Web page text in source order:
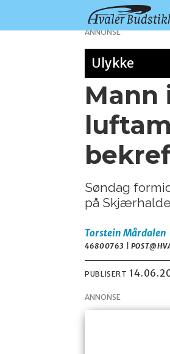
ANNONSE
Ulykke
Mann
Søndag
på
Torstein Mårdalen
46800763 |
PUBLISERT
ANNONSE